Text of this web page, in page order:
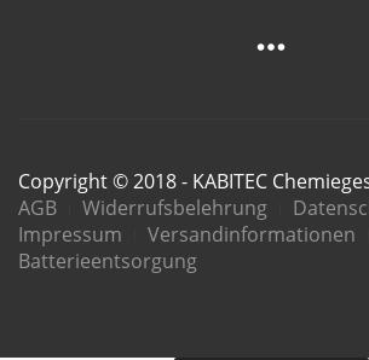
Copyright © 2018 - KABITEC
AGB
Widerrufsbelehrung
Impressum
Versandinformationen
Batterieentsorgung